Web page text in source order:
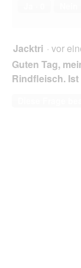
Jacktri · vor
Guten Tag,
Rindfleisch.